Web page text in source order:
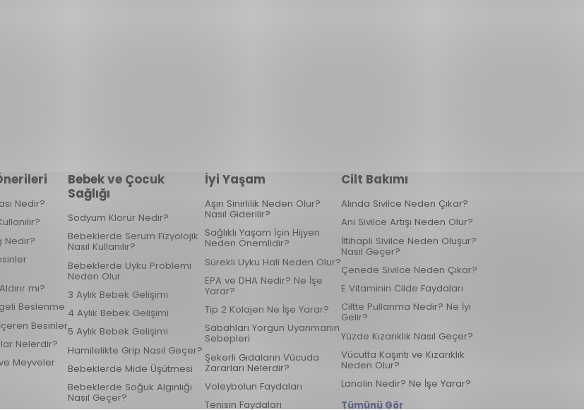
Nedir?
Nedir?
mı?
Beslenme
Besinler
Nelerdir?
Meyveler
Bebek ve Çocuk
Sağlığı
Sodyum Klorür Nedir?
Bebeklerde Serum Fizyolojik
Nasıl Kullanılır?
Bebeklerde Uyku Problemi
Neden Olur
3 Aylık Bebek Gelişimi
4 Aylık Bebek Gelişimi
5 Aylık Bebek Gelişimi
Hamilelikte Grip Nasıl Geçer?
Bebeklerde Mide Üşütmesi
Bebeklerde Soğuk Algınlığı
Nasıl Geçer?
İyi Yaşam
Aşırı Sinirlilik Neden Olur?
Nasıl Giderilir?
Sağlıklı Yaşam İçin Hijyen
Neden Önemlidir?
Sürekli Uyku Hali Neden Olur?
EPA ve DHA Nedir? Ne İşe
Yarar?
Tip 2 Kolajen Ne İşe Yarar?
Sabahları Yorgun Uyanmanın
Sebepleri
Şekerli Gıdaların Vücuda
Zararları Nelerdir?
Voleybolun Faydaları
Tenisin Faydaları
Cilt Bakımı
Alında Sivilce Neden Çıkar?
Ani Sivilce Artışı Neden Olur?
İltihaplı Sivilce Neden Oluşur?
Nasıl Geçer?
Çenede Sivilce Neden Çıkar?
E Vitaminin Cilde Faydaları
Ciltte Pullanma Nedir? Ne İyi
Gelir?
Yüzde Kızarıklık Nasıl Geçer?
Vücutta Kaşıntı ve Kızarıklık
Neden Olur?
Lanolin Nedir? Ne İşe Yarar?
Tümünü Gör